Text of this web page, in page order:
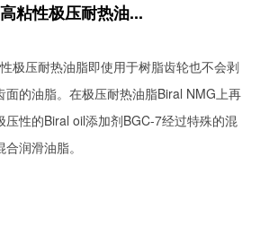
粘性极压耐热油...
极压耐热油脂即使用于树脂齿轮也不会剥
面的油脂。在极压耐热油脂Biral NMG上再
压性的Biral oil添加剂BGC-7经过特殊的混
润滑油脂。